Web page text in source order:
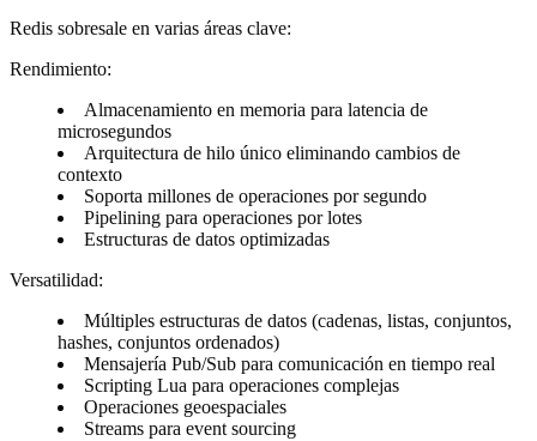
Redis sobresale en varias áreas clave:
Rendimiento:
Almacenamiento en memoria para latencia de
microsegundos
Arquitectura de hilo único eliminando cambios de
contexto
Soporta millones de operaciones por segundo
Pipelining para operaciones por lotes
Estructuras de datos optimizadas
Versatilidad:
Múltiples estructuras de datos (cadenas, listas, conjuntos,
hashes, conjuntos ordenados)
Mensajería Pub/Sub para comunicación en tiempo real
Scripting Lua para operaciones complejas
Operaciones geoespaciales
Streams para event sourcing